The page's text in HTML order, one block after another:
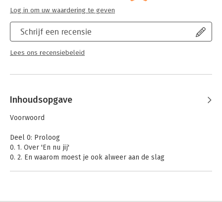
Schrijf een recensie
Lees ons recensiebeleid
Log in om uw waardering te geven
Inhoudsopgave
Voorwoord
Deel 0: Proloog
0. 1. Over 'En nu jij'
0. 2. En waarom moest je ook alweer aan de slag